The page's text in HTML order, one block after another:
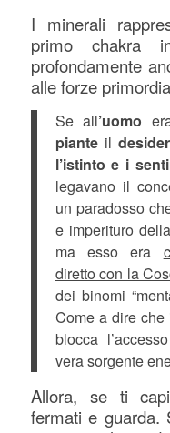
I minerali
primo chakra
profondamente
alle forze
Se all’uomo
pianteil
l’istinto e i
legavano il
un paradosso
e imperituro
ma esso era
diretto con la
dei binomi
Come a dire che
blocca
vera sorgente
Allora, se ti
fermati e guarda.